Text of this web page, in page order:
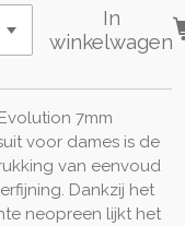
In
winkelwagen
7mm
voor dames is de
van eenvoud
Dankzij het
neopreen lijkt het